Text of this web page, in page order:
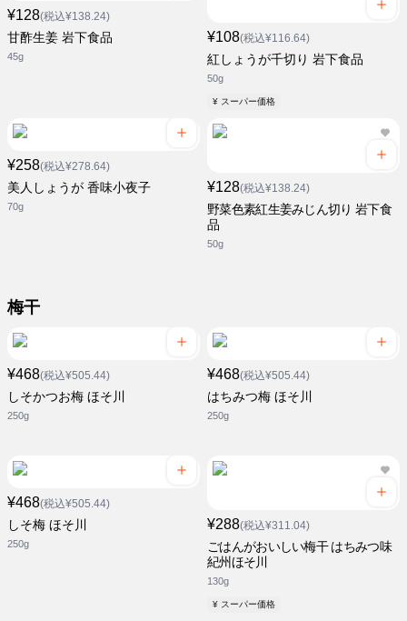
¥128(税込¥138.24)
甘酢生姜 岩下食品
45g
¥108(税込¥116.64)
紅しょうが千切り 岩下食品
50g
¥ スーパー価格
¥258(税込¥278.64)
美人しょうが 香味小夜子
70g
¥128(税込¥138.24)
野菜色素紅生姜みじん切り 岩下食
品
50g
梅干
¥468(税込¥505.44)
しそかつお梅 ほそ川
250g
¥468(税込¥505.44)
はちみつ梅 ほそ川
250g
¥468(税込¥505.44)
しそ梅 ほそ川
250g
¥288(税込¥311.04)
ごはんがおいしい梅干 はちみつ味
紀州ほそ川
130g
¥ スーパー価格